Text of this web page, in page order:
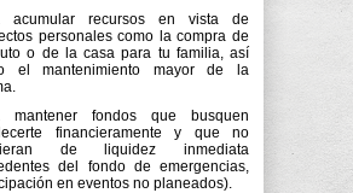
acumular recursos en vista de
personales como la compra de
o de la casa para tu familia, así
el mantenimiento mayor de la
mantener fondos que busquen
financieramente y que no
de liquidez inmediata
del fondo de emergencias,
en eventos no planeados).